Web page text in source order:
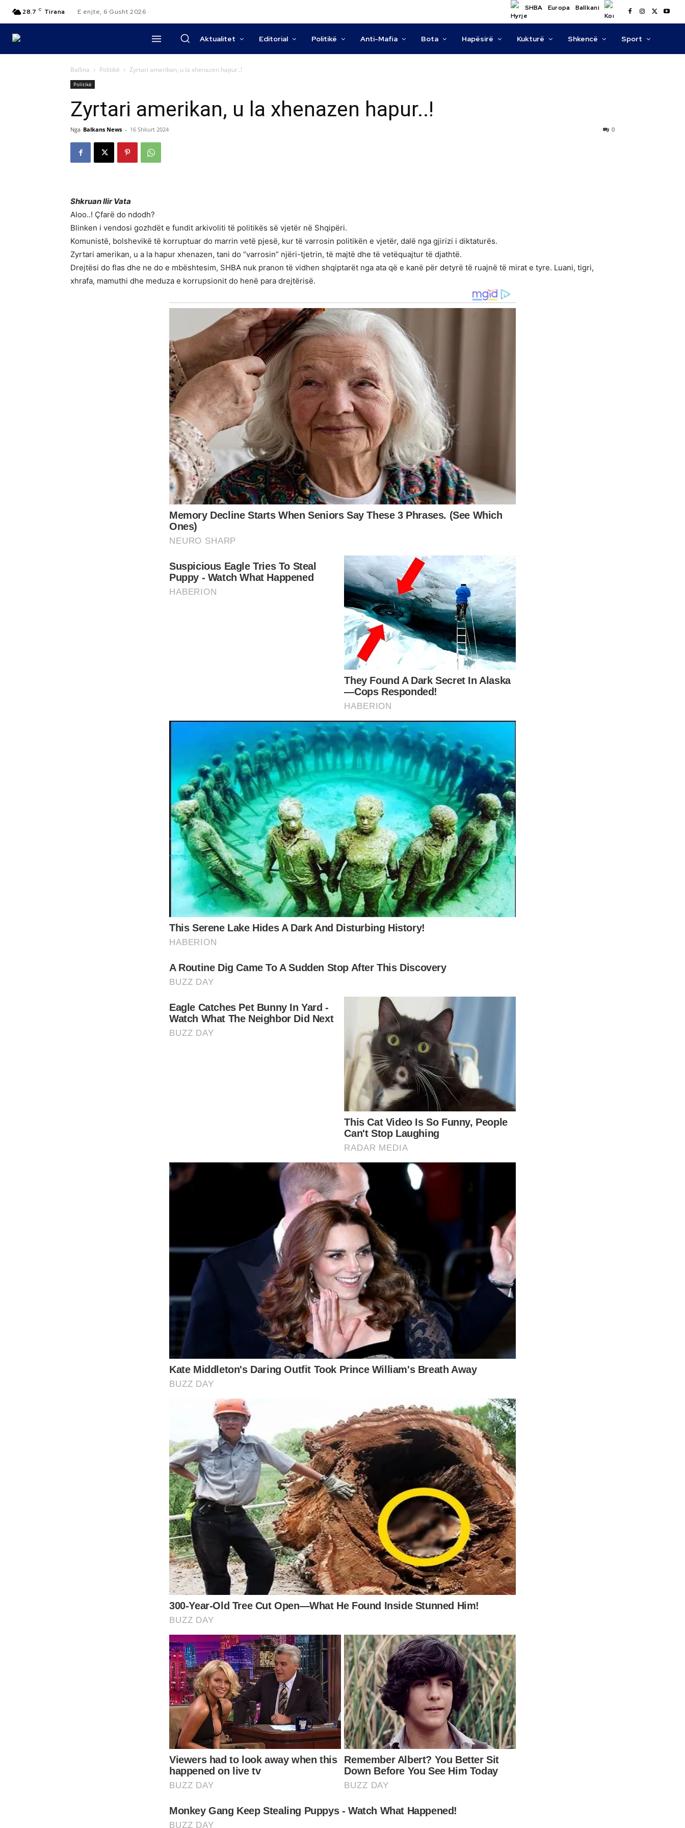
28.7 C Tirana E enjte, 6 Gusht 2026 SHBA Europa Ballkani
Aktualitet Editorial Politikë Anti-Mafia Bota Hapësirë Kukturë Shkencë Sport
Ballina Politikë Zyrtari amerikan, u la xhenazen hapur..!
Politikë
Zyrtari amerikan, u la xhenazen hapur..!
Nga Balkans News - 16 Shkurt 2024 0
Shkruan Ilir Vata
Aloo..! Çfarë do ndodh?
Blinken i vendosi gozhdët e fundit arkivoliti të politikës së vjetër në Shqipëri.
Komunistë, bolshevikë të korruptuar do marrin vetë pjesë, kur të varrosin politikën e vjetër, dalë nga gjirizi i diktaturës.
Zyrtari amerikan, u a la hapur xhenazen, tani do “varrosin” njëri-tjetrin, të majtë dhe të vetëquajtur të djathtë.
Drejtësi do flas dhe ne do e mbështesim, SHBA nuk pranon të vidhen shqiptarët nga ata që e kanë për detyrë të ruajnë të mirat e tyre. Luani, tigri,
xhrafa, mamuthi dhe meduza e korrupsionit do henë para drejtërisë.